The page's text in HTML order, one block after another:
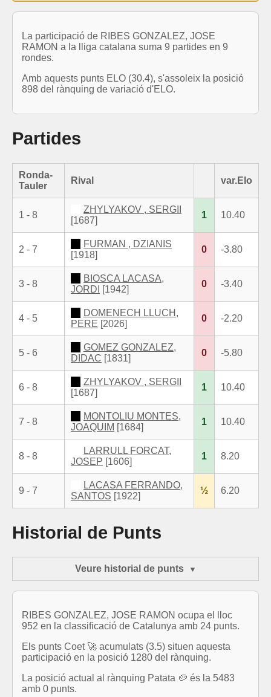
La participació de RIBES GONZALEZ, JOSE
RAMON a la lliga catalana suma 9 partides en 9
rondes.
Amb aquests punts ELO (30.4), s'assoleix la posició
898 del rànquing de variació d'ELO.
Partides
Ronda-
Tauler
Rival var.Elo
1 - 8
ZHYLYAKOV , SERGII
[1687]
1 10.40
2 - 7
FURMAN , DZIANIS
[1918]
0 -3.80
3 - 8
BIOSCA LACASA,
JORDI
[1942]
0 -3.40
4 - 5
DOMENECH LLUCH,
PERE [2026]
0 -2.20
5 - 6
GOMEZ GONZALEZ,
DIDAC [1831]
0 -5.80
6 - 8
ZHYLYAKOV , SERGII
[1687]
1 10.40
7 - 8
MONTOLIU MONTES,
JOAQUIM [1684]
1 10.40
8 - 8
LARRULL FORCAT,
JOSEP [1606]
1 8.20
9 - 7
LACASA FERRANDO,
SANTOS [1922]
½ 6.20
Historial de Punts
Veure historial de punts
RIBES GONZALEZ, JOSE RAMON ocupa el lloc
952 en la classificació de Catalunya amb 24 punts.
Els punts Coet 🚀 acumulats (3.5) situen aquesta
participació en la posició 1280 del rànquing.
La posició actual al rànquing Patata 🥔 és la 5483
amb 0 punts.